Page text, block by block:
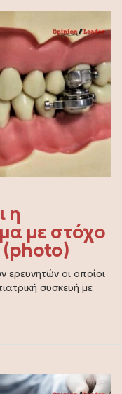
η
με στόχο
(photo)
ερευνητών οι οποίοι
συσκευή με